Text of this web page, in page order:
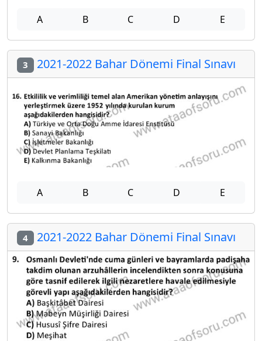
A B C D E
3 2021-2022 Bahar Dönemi Final Sınavı
A B C D E
4 2021-2022 Bahar Dönemi Final Sınavı